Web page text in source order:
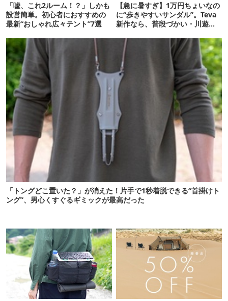
「嘘、これ2ルーム！？」しかも
設営簡単。初心者におすすめの
最新“おしゃれ広々テント”7選
【急に暑すぎ】1万円ちょいなの
に“歩きやすいサンダル”。Teva
新作なら、普段づかい・川遊
「トングどこ置いた？」が消えた！片手で1秒着脱できる“首掛けト
ング”、男心くすぐるギミックが最高だった